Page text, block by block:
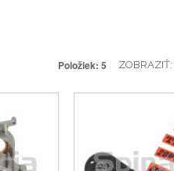
Položiek: 5 ZOBRAZIŤ